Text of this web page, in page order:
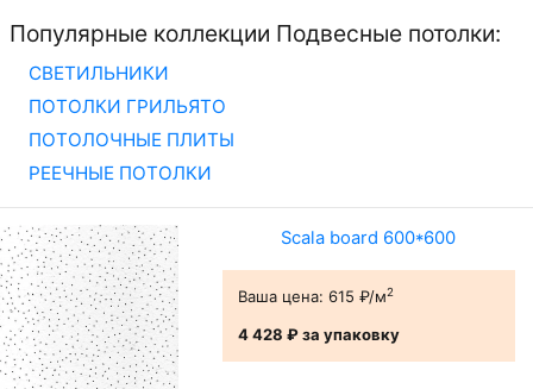
Популярные коллекции Подвесные потолки:
СВЕТИЛЬНИКИ
ПОТОЛКИ ГРИЛЬЯТО
ПОТОЛОЧНЫЕ ПЛИТЫ
РЕЕЧНЫЕ ПОТОЛКИ
Scala board 600*600
Ваша цена: 615 ₽/м2
4 428 ₽за упаковку